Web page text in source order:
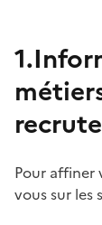
Pour affiner
vous sur les